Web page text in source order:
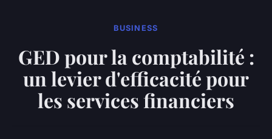
BUSINESS
GED pour la comptabilité :
un levier d'efficacité pour
les services financiers